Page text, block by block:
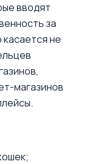
вводят
за
не
магазинов